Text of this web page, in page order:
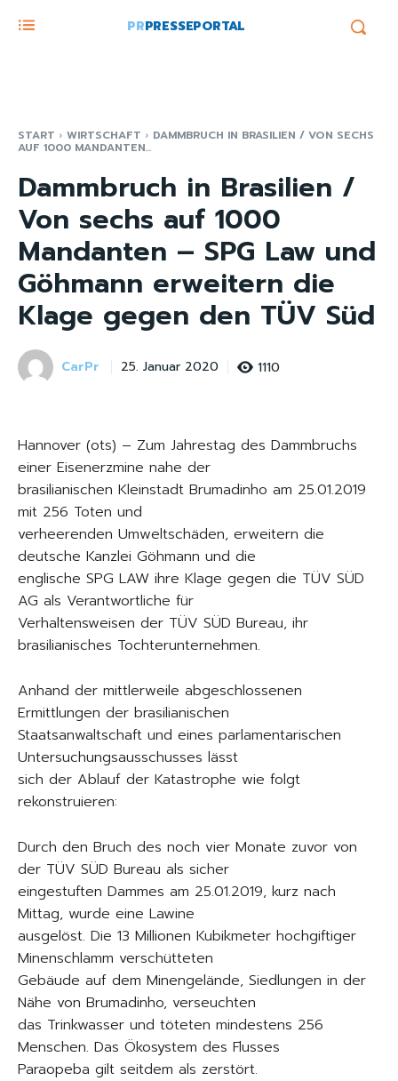
PRPRESSEPORTAL
START WIRTSCHAFT DAMMBRUCH IN BRASILIEN / VON SECHS
AUF 1000 MANDANTEN...
Dammbruch in Brasilien /
Von sechs auf 1000
Mandanten – SPG Law und
Göhmann erweitern die
Klage gegen den TÜV Süd
CarPr 25. Januar 2020 1110
Hannover (ots) – Zum Jahrestag des Dammbruchs
einer Eisenerzmine nahe der
brasilianischen Kleinstadt Brumadinho am 25.01.2019
mit 256 Toten und
verheerenden Umweltschäden, erweitern die
deutsche Kanzlei Göhmann und die
englische SPG LAW ihre Klage gegen die TÜV SÜD
AG als Verantwortliche für
Verhaltensweisen der TÜV SÜD Bureau, ihr
brasilianisches Tochterunternehmen.
Anhand der mittlerweile abgeschlossenen
Ermittlungen der brasilianischen
Staatsanwaltschaft und eines parlamentarischen
Untersuchungsausschusses lässt
sich der Ablauf der Katastrophe wie folgt
rekonstruieren:
Durch den Bruch des noch vier Monate zuvor von
der TÜV SÜD Bureau als sicher
eingestuften Dammes am 25.01.2019, kurz nach
Mittag, wurde eine Lawine
ausgelöst. Die 13 Millionen Kubikmeter hochgiftiger
Minenschlamm verschütteten
Gebäude auf dem Minengelände, Siedlungen in der
Nähe von Brumadinho, verseuchten
das Trinkwasser und töteten mindestens 256
Menschen. Das Ökosystem des Flusses
Paraopeba gilt seitdem als zerstört.